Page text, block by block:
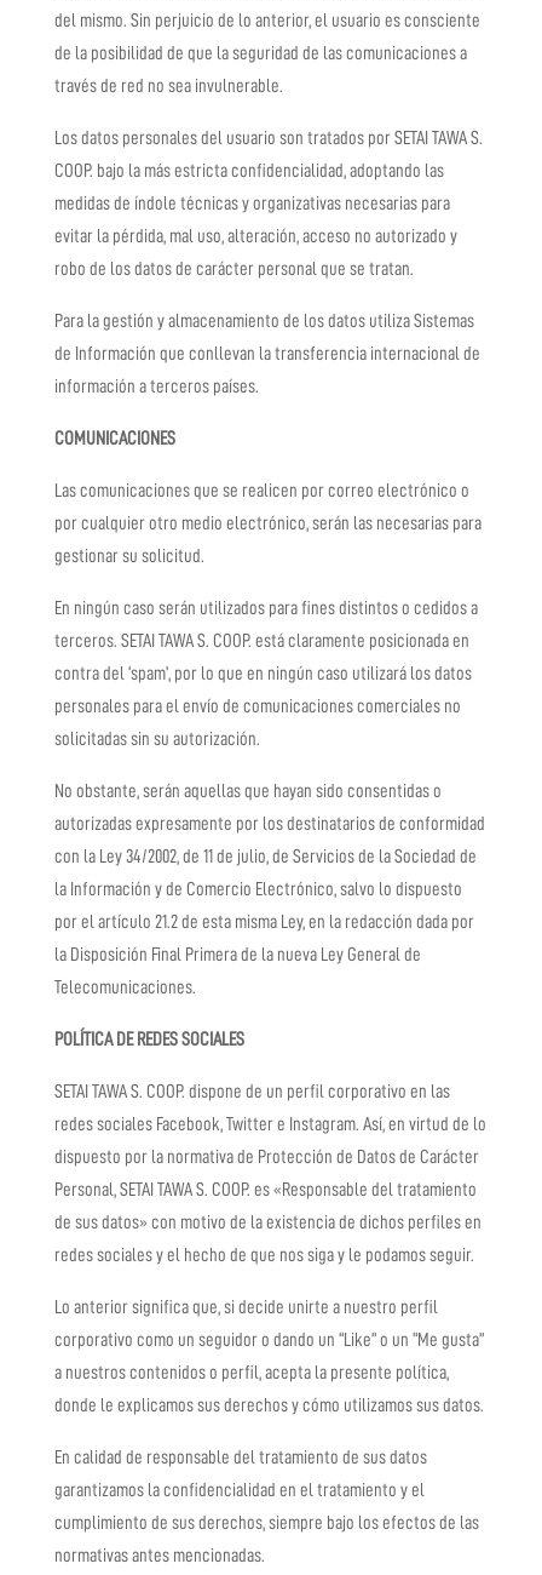
del mismo. Sin perjuicio de lo anterior, el usuario es consciente
de la posibilidad de que la seguridad de las comunicaciones a
través de red no sea invulnerable.
Los datos personales del usuario son tratados porSETAI TAWA S.
COOP. bajo la más estricta confidencialidad, adoptando las
medidas de índole técnicas y organizativas necesarias para
evitar la pérdida, mal uso, alteración, acceso no autorizado y
robo de los datos de carácter personal que se tratan.
Para la gestión y almacenamiento de los datos utiliza Sistemas
de Información que conllevan la transferencia internacional de
información a terceros países.
COMUNICACIONES
Las comunicaciones que se realicen por correo electrónico o
por cualquier otro medio electrónico, serán las necesarias para
gestionar su solicitud.
En ningún caso serán utilizados para fines distintos o cedidos a
terceros. SETAI TAWA S. COOP. está claramente posicionada en
contra del ‘spam’, por lo que en ningún caso utilizará los datos
personales para el envío de comunicaciones comerciales no
solicitadas sin su autorización.
No obstante, serán aquellas que hayan sido consentidas o
autorizadas expresamente por los destinatarios de conformidad
con la Ley 34/2002, de 11 de julio, de Servicios de la Sociedad de
la Información y de Comercio Electrónico, salvo lo dispuesto
por el artículo 21.2 de esta misma Ley, en la redacción dada por
la Disposición Final Primera de la nueva Ley General de
Telecomunicaciones.
POLÍTICA DE REDES SOCIALES
SETAI TAWA S. COOP. dispone de un perfil corporativo en las
redes sociales Facebook, Twitter e Instagram. Así, en virtud de lo
dispuesto por la normativa de Protección de Datos de Carácter
Personal,SETAI TAWA S. COOP. es «Responsable del tratamiento
de sus datos» con motivo de la existencia de dichos perfiles en
redes sociales y el hecho de que nos siga y le podamos seguir.
Lo anterior significa que, si decide unirte a nuestro perfil
corporativo como un seguidor o dando un “Like” o un “Me gusta”
a nuestros contenidos o perfil, acepta la presente política,
donde le explicamos sus derechos y cómo utilizamos sus datos.
En calidad de responsable del tratamiento de sus datos
garantizamos la confidencialidad en el tratamiento y el
cumplimiento de sus derechos, siempre bajo los efectos de las
normativas antes mencionadas.